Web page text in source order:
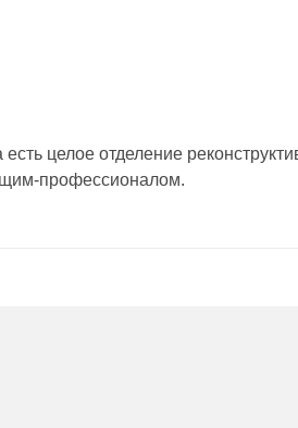
целое отделение
профессионалом.